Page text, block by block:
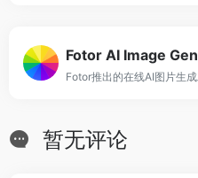
Fotor AI Image
Fotor推出的在线AI图片生成
暂无评论